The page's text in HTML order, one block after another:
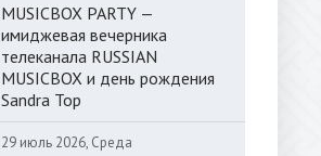
MUSICBOX PARTY —
имиджевая вечерника
телеканала RUSSIAN
MUSICBOX и день рождения
Sandra Top
29 июль 2026, Среда